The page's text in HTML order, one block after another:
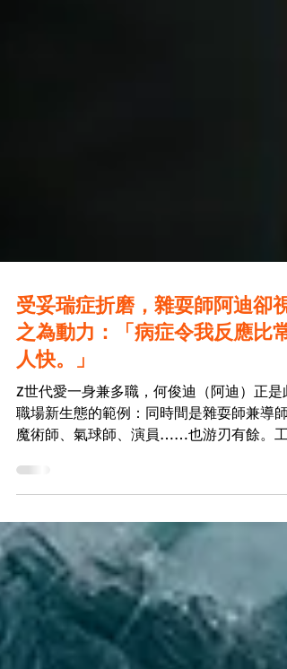
受妥瑞症折磨，雜耍師阿迪卻視
之為動力：「病症令我反應比常
人快。」
Z世代愛一身兼多職，何俊迪（阿迪）正是此
職場新生態的範例：同時間是雜耍師兼導師
魔術師、氣球師、演員……也游刃有餘。工
遇雜耍前，他受盡「妥瑞症」引致的身體抽
進逼，加上歧視目光，身心交瘁，唯有...